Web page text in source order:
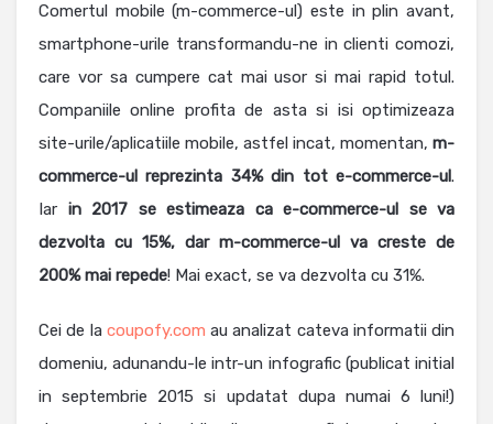
Comertul mobile (m-commerce-ul) este in plin avant,
smartphone-urile transformandu-ne in clienti comozi,
care vor sa cumpere cat mai usor si mai rapid totul.
Companiile online profita de asta si isi optimizeaza
site-urile/aplicatiile mobile, astfel incat, momentan, m-
commerce-ul reprezinta 34% din tot e-commerce-ul.
Iar in 2017 se estimeaza ca e-commerce-ul se va
dezvolta cu 15%, dar m-commerce-ul va creste de
200% mai repede! Mai exact, se va dezvolta cu 31%.
Cei de la coupofy.com au analizat cateva informatii din
domeniu, adunandu-le intr-un infografic (publicat initial
in septembrie 2015 si updatat dupa numai 6 luni!)